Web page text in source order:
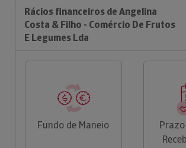
Rácios financeiros de Angelina
Costa & Filho - Comércio De Frutos
E Legumes Lda
Fundo de Maneio